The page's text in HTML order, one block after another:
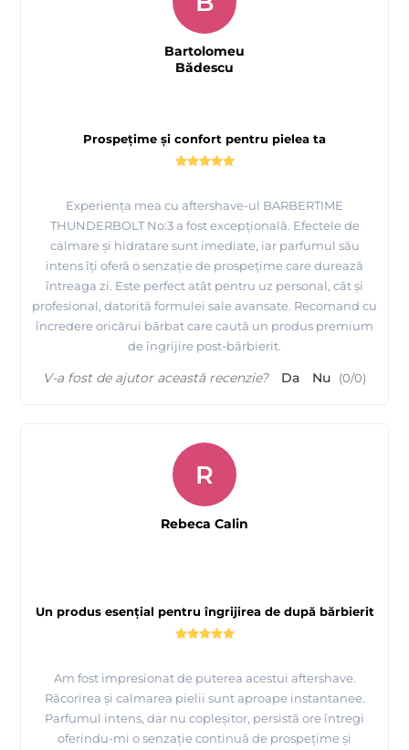
Prospețime și confort pentru pielea ta
Experiența mea cu aftershave-ul BARBERTIME
THUNDERBOLT No:3 a fost excepțională. Efectele de
calmare și hidratare sunt imediate, iar parfumul său
intens îți oferă o senzație de prospețime care durează
întreaga zi. Este perfect atât pentru uz personal, cât și
profesional, datorită formulei sale avansate. Recomand cu
încredere oricărui bărbat care caută un produs premium
de îngrijire post-bărbierit.
Bartolomeu
Bădescu
V-a fost de ajutor această recenzie? Da Nu (0/0)
Un produs esențial pentru îngrijirea de după bărbierit
Am fost impresionat de puterea acestui aftershave.
Răcorirea și calmarea pielii sunt aproape instantanee.
Parfumul intens, dar nu copleșitor, persistă ore întregi
oferindu-mi o senzație continuă de prospețime și
R
Rebeca Calin